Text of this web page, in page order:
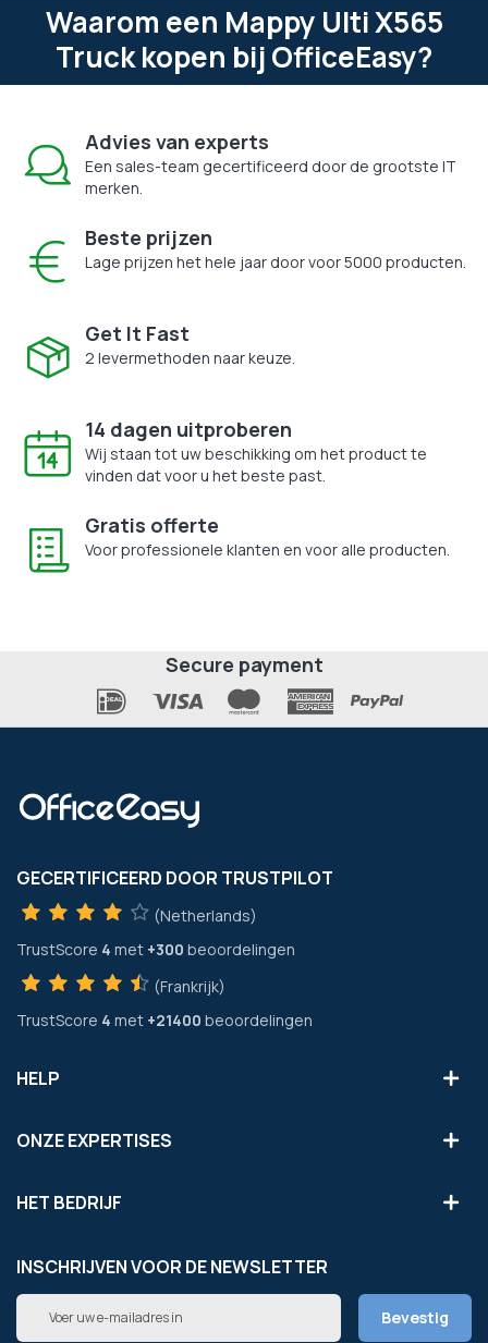
Waarom een Mappy Ulti X565
Truck kopen bij OfficeEasy?
Advies van experts
Een sales-team gecertificeerd door de grootste IT
merken.
Beste prijzen
Lage prijzen het hele jaar door voor 5000 producten.
Get It Fast
2 levermethoden naar keuze.
14 dagen uitproberen
Wij staan tot uw beschikking om het product te
vinden dat voor u het beste past.
Gratis offerte
Voor professionele klanten en voor alle producten.
Secure payment
GECERTIFICEERD DOOR TRUSTPILOT
(Netherlands)
TrustScore 4 met +300 beoordelingen
(Frankrijk)
TrustScore 4 met +21400 beoordelingen
HELP
ONZE EXPERTISES
HET BEDRIJF
INSCHRIJVEN VOOR DE NEWSLETTER
Abonneer
Bevestig